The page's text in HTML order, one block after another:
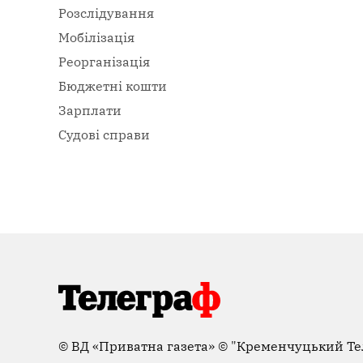
Розслідування
Мобілізація
Реорганізація
Бюджетні кошти
Зарплати
Судові справи
© ВД «Приватна газета» © "Кременчуцький